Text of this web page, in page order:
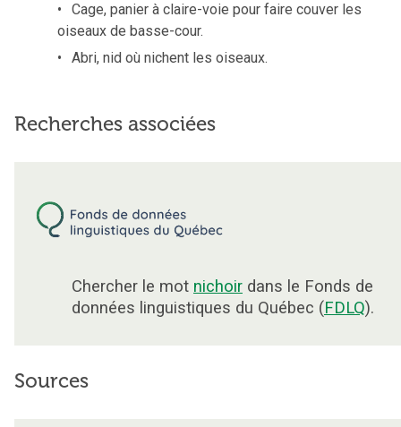
Cage, panier à claire-voie pour faire couver les
oiseaux de basse-cour.
Abri, nid où nichent les oiseaux.
Recherches associées
Chercher le mot nichoir dans le Fonds de
données linguistiques du Québec (FDLQ).
Sources